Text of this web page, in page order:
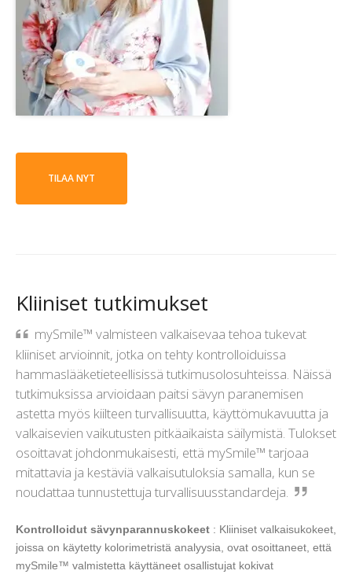
TILAA NYT
Kliiniset tutkimukset
mySmile™ valmisteen valkaisevaa tehoa tukevat
kliiniset arvioinnit, jotka on tehty kontrolloiduissa
hammaslääketieteellisissä tutkimusolosuhteissa. Näissä
tutkimuksissa arvioidaan paitsi sävyn paranemisen
astetta myös kiilteen turvallisuutta, käyttömukavuutta ja
valkaisevien vaikutusten pitkäaikaista säilymistä. Tulokset
osoittavat johdonmukaisesti, että mySmile™ tarjoaa
mitattavia ja kestäviä valkaisutuloksia samalla, kun se
noudattaa tunnustettuja turvallisuusstandardeja.
Kontrolloidut sävynparannuskokeet : Kliiniset valkaisukokeet,
joissa on käytetty kolorimetristä analyysia, ovat osoittaneet, että
mySmile™ valmistetta käyttäneet osallistujat kokivat